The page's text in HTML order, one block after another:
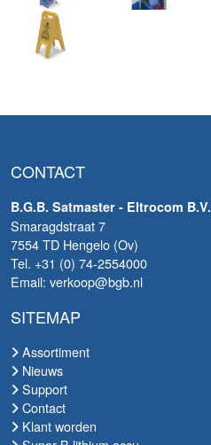
CONTACT
B.G.B. Satmaster - Eltrocom B.V.
Smaragdstraat 7
7554 TD Hengelo (Ov)
Tel. +31 (0) 74-2554000
Email: verkoop@bgb.nl
SITEMAP
Assortiment
Nieuws
Support
Contact
Klant worden